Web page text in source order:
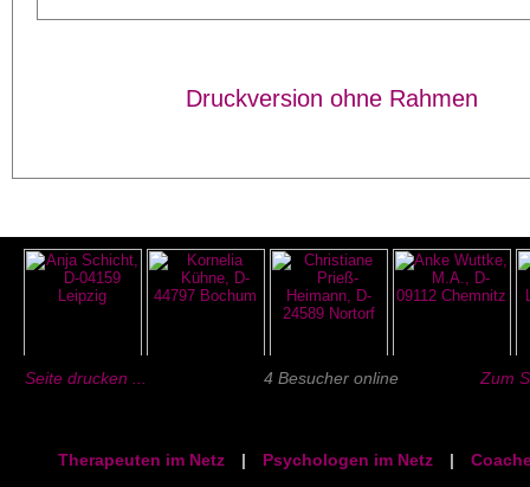
Druckversion ohne Rahmen
Seite drucken ... 4 Besucher online Zum
Therapeuten im Netz | Psychologen im Netz |